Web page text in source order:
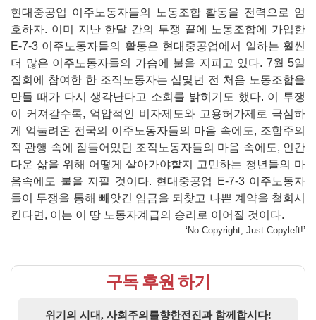
현대중공업 이주노동자들의 노동조합 활동을 전력으로 엄
호하자. 이미 지난 한달 간의 투쟁 끝에 노동조합에 가입한
E-7-3 이주노동자들의 활동은 현대중공업에서 일하는 훨씬
더 많은 이주노동자들의 가슴에 불을 지피고 있다. 7월 5일
집회에 참여한 한 조직노동자는 십몇년 전 처음 노동조합을
만들 때가 다시 생각난다고 소회를 밝히기도 했다. 이 투쟁
이 커져갈수록, 억압적인 비자제도와 고용허가제로 극심하
게 억눌려온 전국의 이주노동자들의 마음 속에도, 조합주의
적 관행 속에 잠들어있던 조직노동자들의 마음 속에도, 인간
다운 삶을 위해 어떻게 살아가야할지 고민하는 청년들의 마
음속에도 불을 지필 것이다. 현대중공업 E-7-3 이주노동자
들이 투쟁을 통해 빼앗긴 임금을 되찾고 나쁜 계약을 철회시
킨다면, 이는 이 땅 노동자계급의 승리로 이어질 것이다.
‘No Copyright, Just Copyleft!’
구독 후원 하기
위기의 시대, 사회주의를향한전진과 함께합시다!